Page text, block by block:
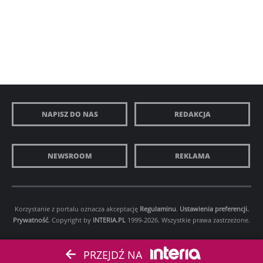
NAPISZ DO NAS REDAKCJA
NEWSROOM REKLAMA
Korzystanie z portalu oznacza akceptację Regulaminu. Ustawienia preferencji.
Prywatność. Copyright by INTERIA.PL 1999-2026. Wszystkie prawa zastrzeżone.
PRZEJDŹ NA